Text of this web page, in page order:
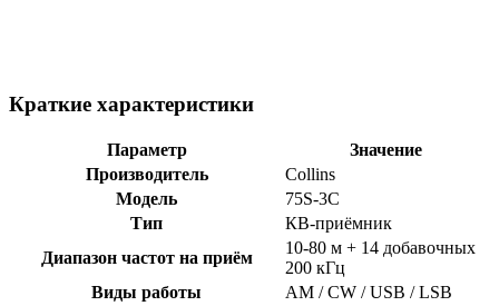
Краткие характеристики
Параметр
Значение
Производитель
Collins
Модель
75S-3C
Тип
КВ-приёмник
Диапазон частот на приём
10-80 м + 14 добавочных
200 кГц
Виды работы
AM / CW / USB / LSB